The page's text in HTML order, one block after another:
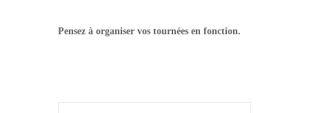
Pensez à organiser vos tournées en fonction.